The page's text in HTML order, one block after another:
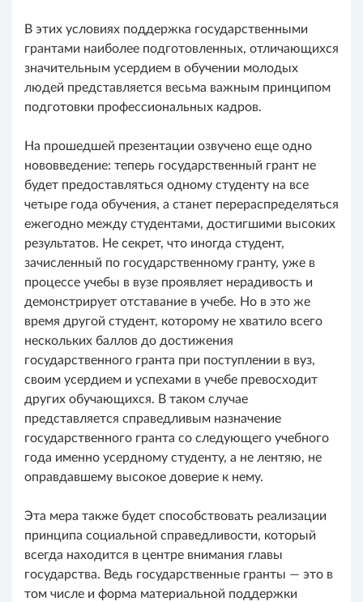
В этих условиях поддержка государственными
грантами наиболее подготовленных, отличающихся
значительным усердием в обучении молодых
людей представляется весьма важным принципом
подготовки профессиональных кадров.
На прошедшей презентации озвучено еще одно
нововведение: теперь государственный грант не
будет предоставляться одному студенту на все
четыре года обучения, а станет перераспределяться
ежегодно между студентами, достигшими высоких
результатов. Не секрет, что иногда студент,
зачисленный по государственному гранту, уже в
процессе учебы в вузе проявляет нерадивость и
демонстрирует отставание в учебе. Но в это же
время другой студент, которому не хватило всего
нескольких баллов до достижения
государственного гранта при поступлении в вуз,
своим усердием и успехами в учебе превосходит
других обучающихся. В таком случае
представляется справедливым назначение
государственного гранта со следующего учебного
года именно усердному студенту, а не лентяю, не
оправдавшему высокое доверие к нему.
Эта мера также будет способствовать реализации
принципа социальной справедливости, который
всегда находится в центре внимания главы
государства. Ведь государственные гранты — это в
том числе и форма материальной поддержки